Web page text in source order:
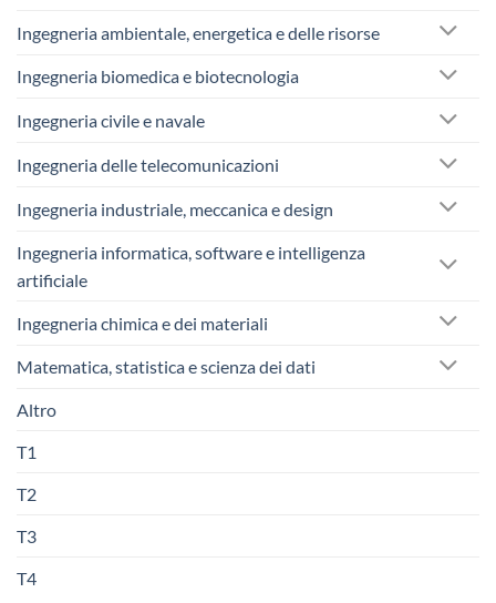
Ingegneria ambientale, energetica e delle risorse
Ingegneria biomedica e biotecnologia
Ingegneria civile e navale
Ingegneria delle telecomunicazioni
Ingegneria industriale, meccanica e design
Ingegneria informatica, software e intelligenza
artificiale
Ingegneria chimica e dei materiali
Matematica, statistica e scienza dei dati
Altro
T1
T2
T3
T4